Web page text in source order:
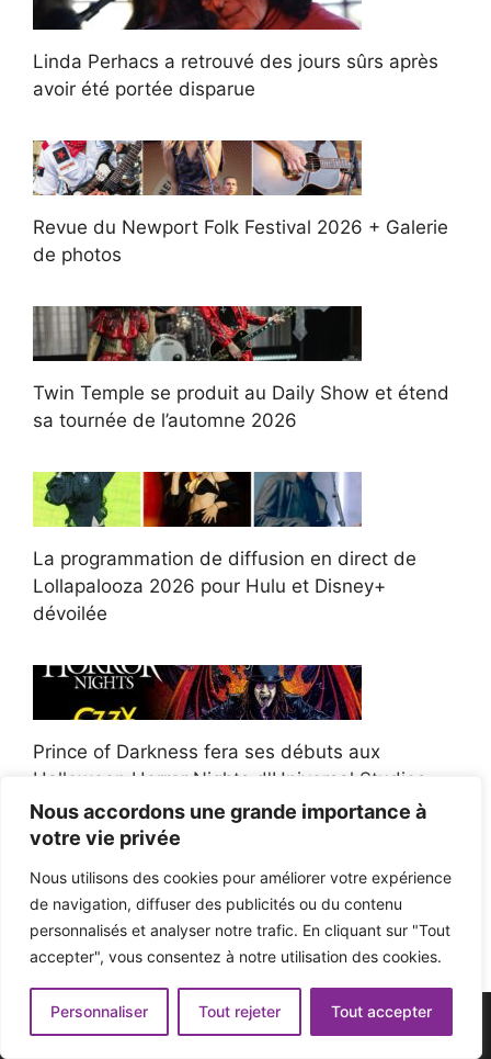
Nous accordons une grande importance à
votre vie privée
Nous utilisons des cookies pour améliorer votre expérience
de navigation, diffuser des publicités ou du contenu
personnalisés et analyser notre trafic. En cliquant sur "Tout
accepter", vous consentez à notre utilisation des cookies.
Personnaliser Tout rejeter Tout accepter
Linda Perhacs a retrouvé des jours sûrs après
avoir été portée disparue
Revue du Newport Folk Festival 2026 + Galerie
de photos
Twin Temple se produit au Daily Show et étend
sa tournée de l’automne 2026
La programmation de diffusion en direct de
Lollapalooza 2026 pour Hulu et Disney+
dévoilée
Prince of Darkness fera ses débuts aux
Halloween Horror Nights d'Universal Studios
Afroman poursuit un policier de l'Ohio après la
victoire du jury en diffamation
© 2026 - Pop'n Music -